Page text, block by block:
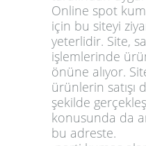
Online spot
için bu siteyi
yeterlidir. Site,
işlemlerinde
önüne alıyor.
ürünlerin satışı
şekilde
konusunda da
bu adreste.